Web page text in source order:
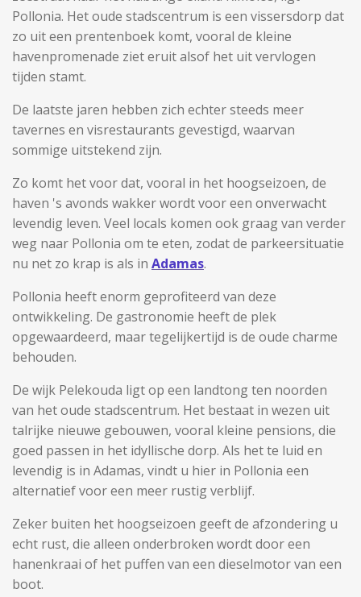
Pollonia. Het oude stadscentrum is een vissersdorp dat
zo uit een prentenboek komt, vooral de kleine
havenpromenade ziet eruit alsof het uit vervlogen
tijden stamt.
De laatste jaren hebben zich echter steeds meer
tavernes en visrestaurants gevestigd, waarvan
sommige uitstekend zijn.
Zo komt het voor dat, vooral in het hoogseizoen, de
haven 's avonds wakker wordt voor een onverwacht
levendig leven. Veel locals komen ook graag van verder
weg naar Pollonia om te eten, zodat de parkeersituatie
nu net zo krap is als in Adamas.
Pollonia heeft enorm geprofiteerd van deze
ontwikkeling. De gastronomie heeft de plek
opgewaardeerd, maar tegelijkertijd is de oude charme
behouden.
De wijk Pelekouda ligt op een landtong ten noorden
van het oude stadscentrum. Het bestaat in wezen uit
talrijke nieuwe gebouwen, vooral kleine pensions, die
goed passen in het idyllische dorp. Als het te luid en
levendig is in Adamas, vindt u hier in Pollonia een
alternatief voor een meer rustig verblijf.
Zeker buiten het hoogseizoen geeft de afzondering u
echt rust, die alleen onderbroken wordt door een
hanenkraai of het puffen van een dieselmotor van een
boot.